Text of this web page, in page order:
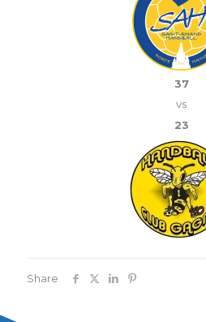
37
vs
23
Share